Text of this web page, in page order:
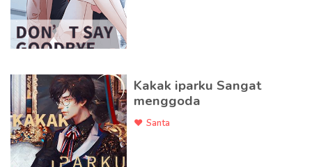
Kakak iparku Sangat
menggoda
Santa